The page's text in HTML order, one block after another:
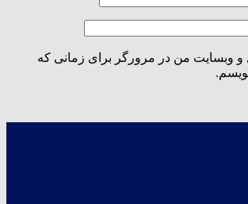
و وبسایت من در مرورگر برای زمانی که